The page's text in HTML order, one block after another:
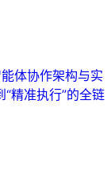
体协作架构与实
精准执行”的全链